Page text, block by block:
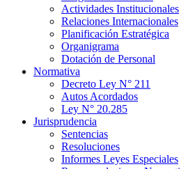
Actividades Institucionales
Relaciones Internacionales
Planificación Estratégica
Organigrama
Dotación de Personal
Normativa
Decreto Ley N° 211
Autos Acordados
Ley N° 20.285
Jurisprudencia
Sentencias
Resoluciones
Informes Leyes Especiales